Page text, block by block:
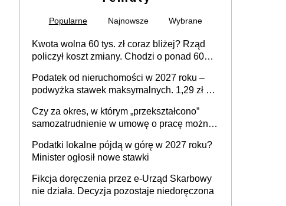
Popularne Najnowsze Wybrane
Kwota wolna 60 tys. zł coraz bliżej? Rząd
policzył koszt zmiany. Chodzi o ponad 60
Podatek od nieruchomości w 2027 roku –
podwyżka stawek maksymalnych. 1,29 zł za
budynków i lokali związanych z
prowadzeniem działalności gospodarczej
Czy za okres, w którym „przekształcono”
samozatrudnienie w umowę o pracę można
umowy cywilnoprawnej jedynym
racjonalnym wyjściem
Podatki lokalne pójdą w górę w 2027 roku?
Minister ogłosił nowe stawki
Fikcja doręczenia przez e-Urząd Skarbowy
nie działa. Decyzja pozostaje niedoręczona